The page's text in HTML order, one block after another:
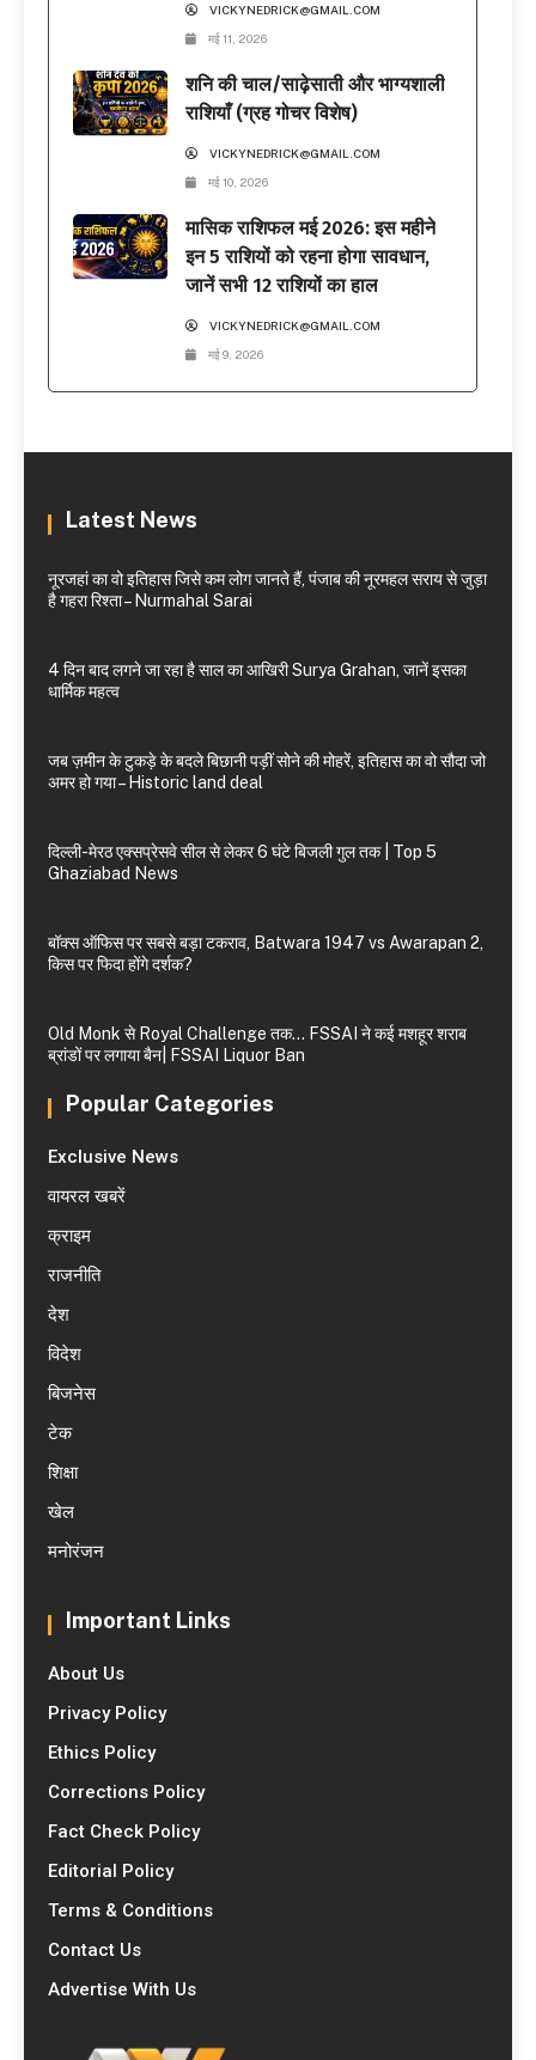
VICKYNEDRICK@GMAIL.COM
मई 11, 2026
शनि की चाल/साढ़ेसाती और भाग्यशाली
राशियाँ (ग्रह गोचर विशेष)
VICKYNEDRICK@GMAIL.COM
मई 10, 2026
मासिक राशिफल मई 2026: इस महीने
इन 5 राशियों को रहना होगा सावधान,
जानें सभी 12 राशियों का हाल
VICKYNEDRICK@GMAIL.COM
मई 9, 2026
Latest News
नूरजहां का वो इतिहास जिसे कम लोग जानते हैं, पंजाब की नूरमहल सराय से जुड़ा
है गहरा रिश्ता – Nurmahal Sarai
4 दिन बाद लगने जा रहा है साल का आखिरी Surya Grahan, जानें इसका
धार्मिक महत्व
जब ज़मीन के टुकड़े के बदले बिछानी पड़ीं सोने की मोहरें, इतिहास का वो सौदा जो
अमर हो गया – Historic land deal
दिल्ली-मेरठ एक्सप्रेसवे सील से लेकर 6 घंटे बिजली गुल तक | Top 5
Ghaziabad News
बॉक्स ऑफिस पर सबसे बड़ा टकराव, Batwara 1947 vs Awarapan 2,
किस पर फिदा होंगे दर्शक?
Old Monk से Royal Challenge तक… FSSAI ने कई मशहूर शराब
ब्रांडों पर लगाया बैन| FSSAI Liquor Ban
Popular Categories
Exclusive News
वायरल खबरें
क्राइम
राजनीति
देश
विदेश
बिजनेस
टेक
शिक्षा
खेल
मनोरंजन
Important Links
About Us
Privacy Policy
Ethics Policy
Corrections Policy
Fact Check Policy
Editorial Policy
Terms & Conditions
Contact Us
Advertise With Us